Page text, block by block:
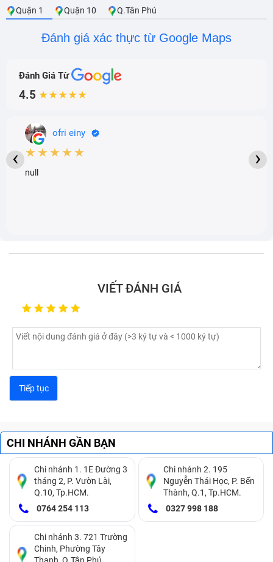
Quận 1 Quận 10 Q.Tân Phú
Đánh giá xác thực từ Google Maps
Đánh Giá Từ
4.5 ★★★★★
ofri einy
★★★★★
null
‹ ›
VIẾT ĐÁNH GIÁ
CHI NHÁNH GẦN BẠN
Chi nhánh 1. 1E Đường 3
tháng 2, P. Vườn Lài,
Q.10, Tp.HCM.
0764 254 113
Chi nhánh 2. 195
Nguyễn Thái Học, P. Bến
Thành, Q.1, Tp.HCM.
0327 998 188
Chi nhánh 3. 721 Trường
Chinh, Phường Tây